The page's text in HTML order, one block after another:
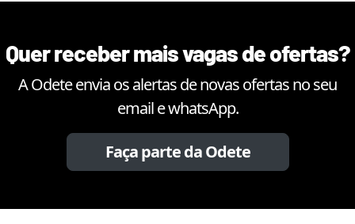
Quer receber mais vagas de ofertas?
A Odete envia os alertas de novas ofertas no seu
email e whatsApp.
Faça parte da Odete